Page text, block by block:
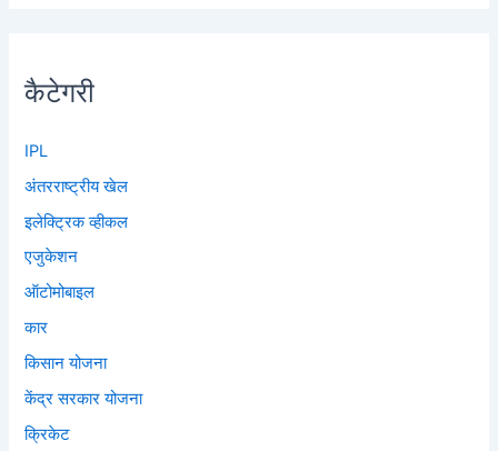
कैटेगरी
IPL
अंतरराष्ट्रीय खेल
इलेक्ट्रिक व्हीकल
एजुकेशन
ऑटोमोबाइल
कार
किसान योजना
केंद्र सरकार योजना
क्रिकेट